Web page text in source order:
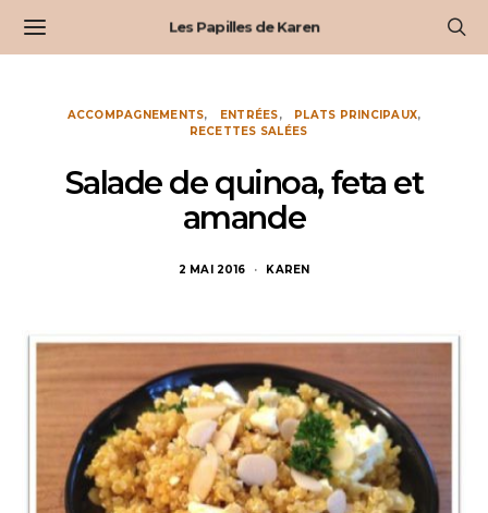
Les Papilles de Karen
ACCOMPAGNEMENTS ENTRÉES
PLATS PRINCIPAUX
RECETTES SALÉES
Salade de quinoa, feta et
amande
2 MAI 2016 KAREN